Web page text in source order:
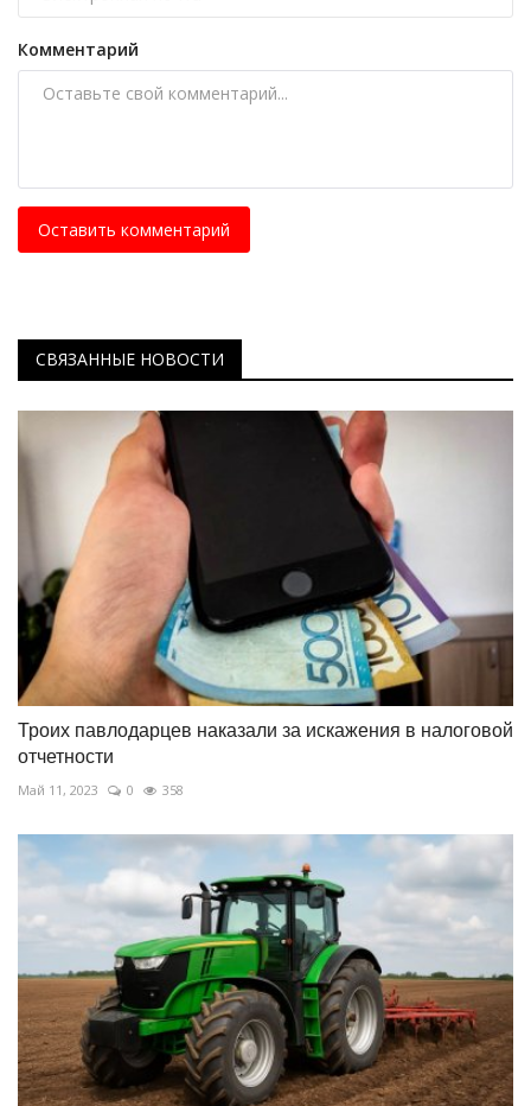
Комментарий
Оставить комментарий
СВЯЗАННЫЕ НОВОСТИ
Троих павлодарцев наказали за искажения в налоговой
отчетности
Май 11, 2023 0 358